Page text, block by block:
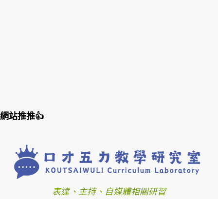
網站推推👍
表達、主持、自媒體相關研習